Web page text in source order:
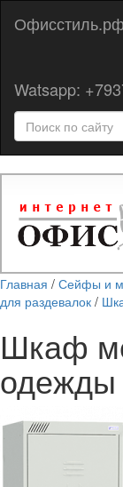
Офисстиль.рф
Watsapp:
Главная / Сейфы и
для раздевалок /
Шкаф